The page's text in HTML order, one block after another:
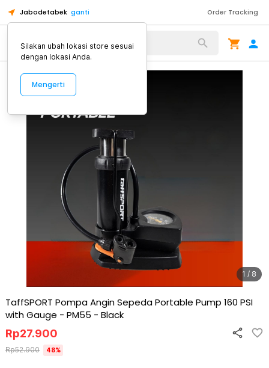
Jabodetabek ganti Order Tracking
Alat Kopi
1 / 8
TaffSPORT Pompa Angin Sepeda Portable Pump 160 PSI
with Gauge - PM55 - Black
Rp27.900
Rp52.900 48%
Silakan ubah lokasi store sesuai
dengan lokasi Anda.
Mengerti